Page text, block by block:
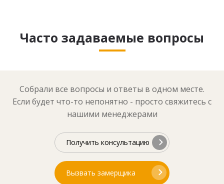
Часто задаваемые вопросы
Собрали все вопросы и ответы в одном месте.
Если будет что-то непонятно - просто свяжитесь с
нашими менеджерами
Получить консультацию
Вызвать замерщика